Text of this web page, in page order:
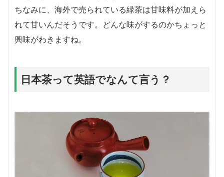
ちなみに、海外で売られている緑茶は甘味料が加えら
れて甘いんだそうです。どんな味がするのかちょっと
興味がわきますね。
日本茶って英語でなんて言う？